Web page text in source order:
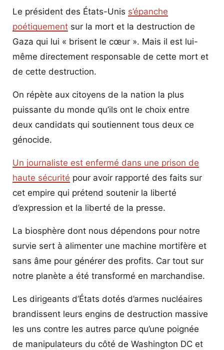
Le président des États-Unis s’épanche
poétiquement sur la mort et la destruction de
Gaza qui lui « brisent le cœur ». Mais il est lui-
même directement responsable de cette mort et
de cette destruction.
On répète aux citoyens de la nation la plus
puissante du monde qu’ils ont le choix entre
deux candidats qui soutiennent tous deux ce
génocide.
Un journaliste est enfermé dans une prison de
haute sécurité pour avoir rapporté des faits sur
cet empire qui prétend soutenir la liberté
d’expression et la liberté de la presse.
La biosphère dont nous dépendons pour notre
survie sert à alimenter une machine mortifère et
sans âme pour générer des profits. Car tout sur
notre planète a été transformé en marchandise.
Les dirigeants d’États dotés d’armes nucléaires
brandissent leurs engins de destruction massive
les uns contre les autres parce qu’une poignée
de manipulateurs du côté de Washington DC et